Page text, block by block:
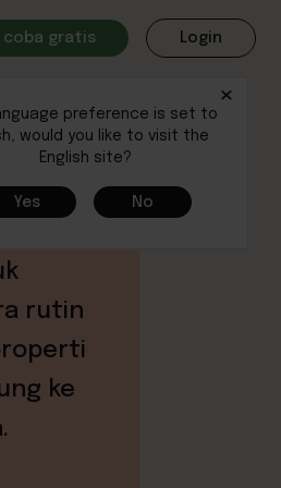
coba gratis Login
×
preference is set to
would you like to visit the
English site?
Yes No
rutin
ke